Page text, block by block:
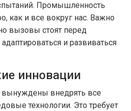
Промышленность
как и все вокруг нас. Важно
вызовы стоят перед
и развиваться
инновации
внедрять все
технологии. Это требует